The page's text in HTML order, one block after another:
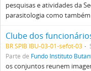
pesquisas e atividades da
parasitologia como
Clube dos
BR SPIB IBU-03-01-sefot-03
Parte de Fundo Instituto
os conjuntos reunem